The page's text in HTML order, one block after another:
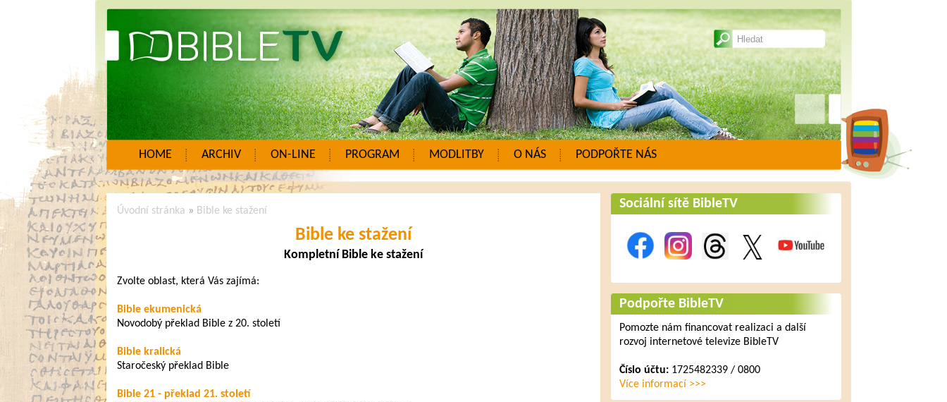
HOME ARCHIV ON-LINE PROGRAM MODLITBY O NÁS PODPOŘTE NÁS
Úvodní stránka » Bible ke stažení
Bible ke stažení
Kompletní Bible ke stažení
Zvolte oblast, která Vás zajímá:
Bible ekumenická
Novodobý překlad Bible z 20. století
Bible kralická
Staročeský překlad Bible
Bible 21 - překlad 21. století
Sociální sítě BibleTV
Podpořte BibleTV
Pomozte nám financovat realizaci a další
rozvoj internetové televize BibleTV
Číslo účtu:1725482339 / 0800
Více informací >>>